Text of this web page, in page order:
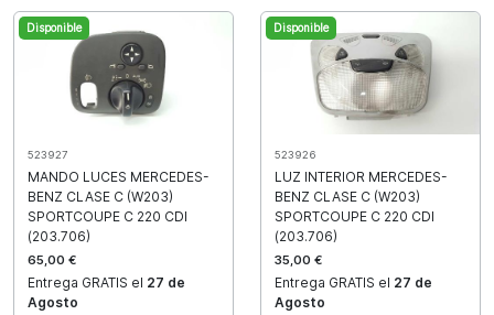
Disponible
523927
MANDO LUCES MERCEDES-
BENZ CLASE C (W203)
SPORTCOUPE C 220 CDI
(203.706)
65,00 €
Entrega GRATIS el 27 de
Agosto
Disponible
523926
LUZ INTERIOR MERCEDES-
BENZ CLASE C (W203)
SPORTCOUPE C 220 CDI
(203.706)
35,00 €
Entrega GRATIS el 27 de
Agosto